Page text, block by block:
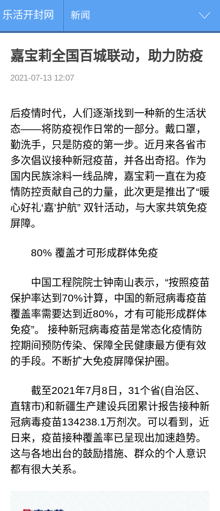
乐活开封网 新闻
嘉宝莉全国百城联动，助力防疫
2021-07-13 12:07
后疫情时代，人们逐渐找到一种新的生活状
态——将防疫视作日常的一部分。戴口罩，
勤洗手，只是防疫的第一步。近月来各省市
多次倡议接种新冠疫苗，并各出奇招。作为
国内民族涂料一线品牌，嘉宝莉一直在为疫
情防控贡献自己的力量，此次更是推出了“暖
心好礼‘嘉’护航” 双针活动，与大家共筑免疫
屏障。
80% 覆盖才可形成群体免疫
中国工程院院士钟南山表示，“按照疫苗
保护率达到70%计算，中国的新冠病毒疫苗
覆盖率需要达到近80%，才有可能形成群体
免疫”。 接种新冠病毒疫苗是常态化疫情防
控期间预防传染、保障全民健康最方便有效
的手段。不断扩大免疫屏障保护圈。
截至2021年7月8日，31个省(自治区、
直辖市)和新疆生产建设兵团累计报告接种新
冠病毒疫苗134238.1万剂次。可以看到，近
日来，疫苗接种覆盖率已呈现出加速趋势。
这与各地出台的鼓励措施、群众的个人意识
都有很大关系。